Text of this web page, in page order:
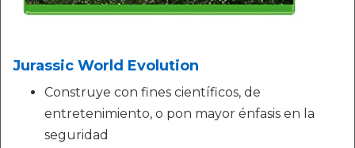
Jurassic World Evolution
Construye con fines científicos, de
entretenimiento, o pon mayor énfasis en la
seguridad